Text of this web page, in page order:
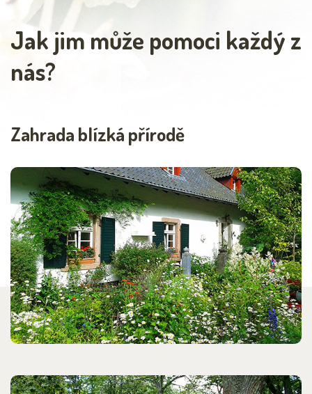
Jak jim může pomoci každý z
nás?
Zahrada blízká přírodě